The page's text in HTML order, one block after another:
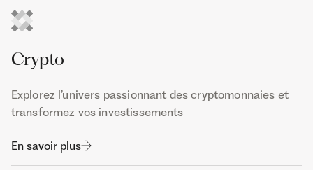
Crypto
Explorez l’univers passionnant des cryptomonnaies et
transformez vos investissements
En savoir plus